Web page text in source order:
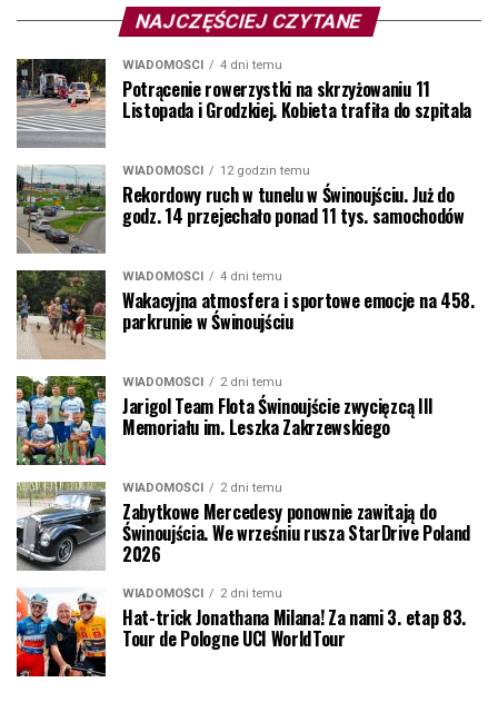
NAJCZĘŚCIEJ CZYTANE
WIADOMOŚCI 4 dni temu
Potrącenie rowerzystki na skrzyżowaniu 11
Listopada i Grodzkiej. Kobieta trafiła do szpitala
WIADOMOŚCI 12 godzin temu
Rekordowy ruch w tunelu w Świnoujściu. Już do
godz. 14 przejechało ponad 11 tys. samochodów
WIADOMOŚCI 4 dni temu
Wakacyjna atmosfera i sportowe emocje na 458.
parkrunie w Świnoujściu
WIADOMOŚCI 2 dni temu
Jarigol Team Flota Świnoujście zwycięzcą III
Memoriału im. Leszka Zakrzewskiego
WIADOMOŚCI 2 dni temu
Zabytkowe Mercedesy ponownie zawitają do
Świnoujścia. We wrześniu rusza StarDrive Poland
2026
WIADOMOŚCI 2 dni temu
Hat-trick Jonathana Milana! Za nami 3. etap 83.
Tour de Pologne UCI WorldTour